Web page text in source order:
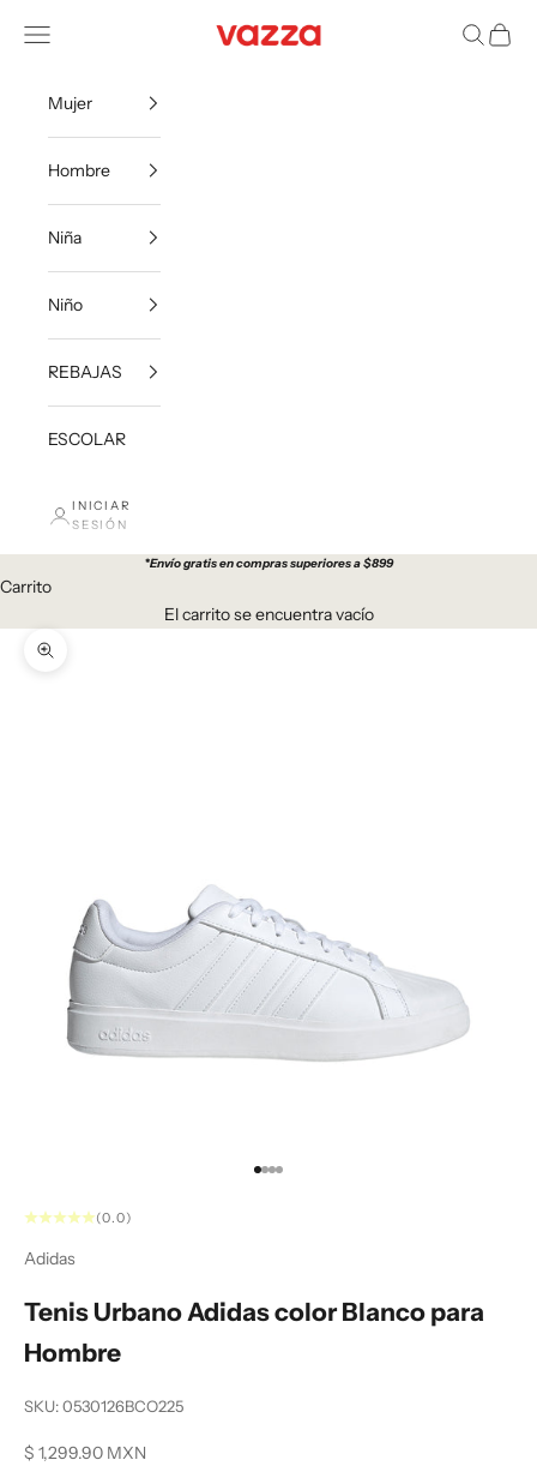
VazzaShoes
Menú Buscar
Carrito
Mujer
Hombre
Niña
Niño
REBAJAS
ESCOLAR
INICIAR
SESIÓN
*Envío gratis en compras superiores a $899
Carrito
El carrito se encuentra vacío
Zoom
Ir al artículo 1
Ir al artículo 2
Ir al artículo 3
Ir al artículo 4
(0.0)
Adidas
Tenis Urbano Adidas color Blanco para
Hombre
SKU: 0530126BCO225
Precio de oferta
$ 1,299.90 MXN